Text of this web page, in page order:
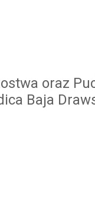
oraz
Baja